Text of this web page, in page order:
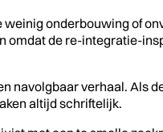
onderbouwing of
omdat de re-integratie-
navolgbaar verhaal. Als
altijd schriftelijk.